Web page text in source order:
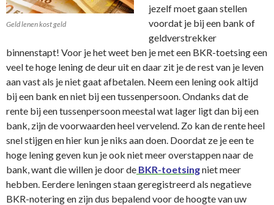
Geld lenen kost geld
jezelf moet gaan stellen
voordat je bij een bank of
geldverstrekker
binnenstapt! Voor je het weet ben je met een BKR-toetsing een
veel te hoge lening de deur uit en daar zit je de rest van je leven
aan vast als je niet gaat afbetalen. Neem een lening ook altijd
bij een bank en niet bij een tussenpersoon. Ondanks dat de
rente bij een tussenpersoon meestal wat lager ligt dan bij een
bank, zijn de voorwaarden heel vervelend. Zo kan de rente heel
snel stijgen en hier kun je niks aan doen. Doordat ze je een te
hoge lening geven kun je ook niet meer overstappen naar de
bank, want die willen je door de BKR-toetsingniet meer
hebben. Eerdere leningen staan geregistreerd als negatieve
BKR-notering en zijn dus bepalend voor de hoogte van uw